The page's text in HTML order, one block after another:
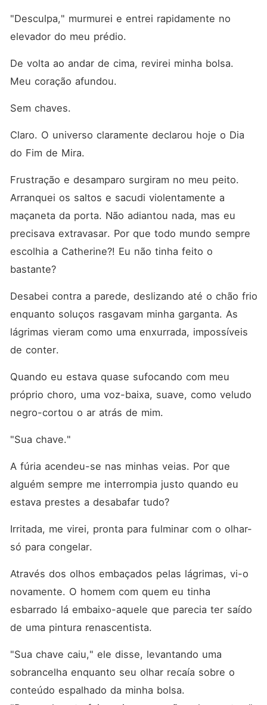
"Desculpa," murmurei e entrei rapidamente no
elevador do meu prédio.
De volta ao andar de cima, revirei minha bolsa.
Meu coração afundou.
Sem chaves.
Claro. O universo claramente declarou hoje o Dia
do Fim de Mira.
Frustração e desamparo surgiram no meu peito.
Arranquei os saltos e sacudi violentamente a
maçaneta da porta. Não adiantou nada, mas eu
precisava extravasar. Por que todo mundo sempre
escolhia a Catherine?! Eu não tinha feito o
bastante?
Desabei contra a parede, deslizando até o chão frio
enquanto soluços rasgavam minha garganta. As
lágrimas vieram como uma enxurrada, impossíveis
de conter.
Quando eu estava quase sufocando com meu
próprio choro, uma voz-baixa, suave, como veludo
negro-cortou o ar atrás de mim.
"Sua chave."
A fúria acendeu-se nas minhas veias. Por que
alguém sempre me interrompia justo quando eu
estava prestes a desabafar tudo?
Irritada, me virei, pronta para fulminar com o olhar-
só para congelar.
Através dos olhos embaçados pelas lágrimas, vi-o
novamente. O homem com quem eu tinha
esbarrado lá embaixo-aquele que parecia ter saído
de uma pintura renascentista.
"Sua chave caiu," ele disse, levantando uma
sobrancelha enquanto seu olhar recaía sobre o
conteúdo espalhado da minha bolsa.